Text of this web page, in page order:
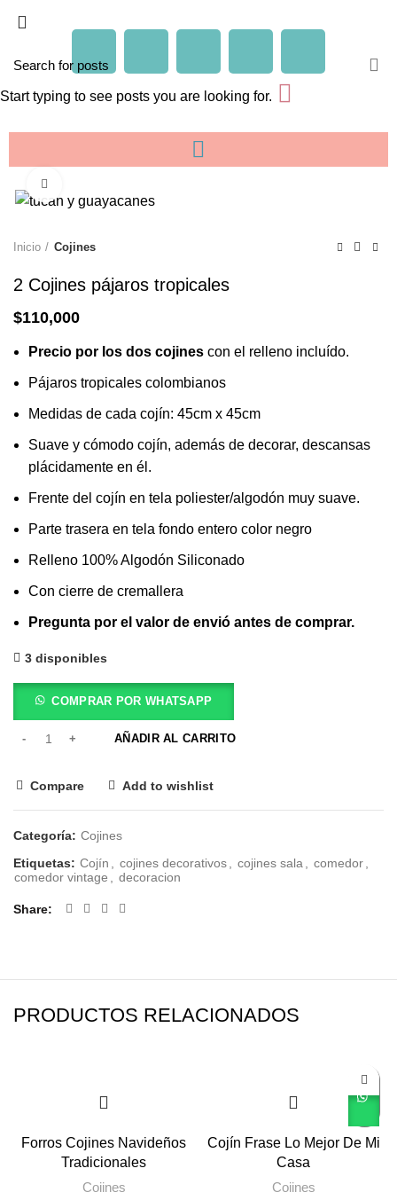
Inicio Cojines
2 Cojines pájaros tropicales
$110,000
Precio por los dos cojines con el relleno incluído.
Pájaros tropicales colombianos
Medidas de cada cojín: 45cm x 45cm
Suave y cómodo cojín, además de decorar, descansas
plácidamente en él.
Frente del cojín en tela poliester/algodón muy suave.
Parte trasera en tela fondo entero color negro
Relleno 100% Algodón Siliconado
Con cierre de cremallera
Pregunta por el valor de envió antes de comprar.
3 disponibles
COMPRAR POR WHATSAPP
AÑADIR AL CARRITO
Compare Add to wishlist
Categoría: Cojines
Etiquetas: Cojín , cojines decorativos, cojines sala, comedor,
comedor vintage , decoracion
Share
PRODUCTOS RELACIONADOS
Forros Cojines Navideños
Tradicionales
Cojines
Cojín Frase Lo Mejor De Mi
Casa
Cojines
Start typing to see posts you are looking for.